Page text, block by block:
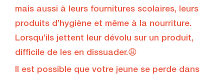
mais aussi à leurs fournitures scolaires, leurs
produits d’hygiène et même à la nourriture.
Lorsqu’ils jettent leur dévolu sur un produit,
difficile de les en dissuader.😩
Il est possible que votre jeune se perde dans